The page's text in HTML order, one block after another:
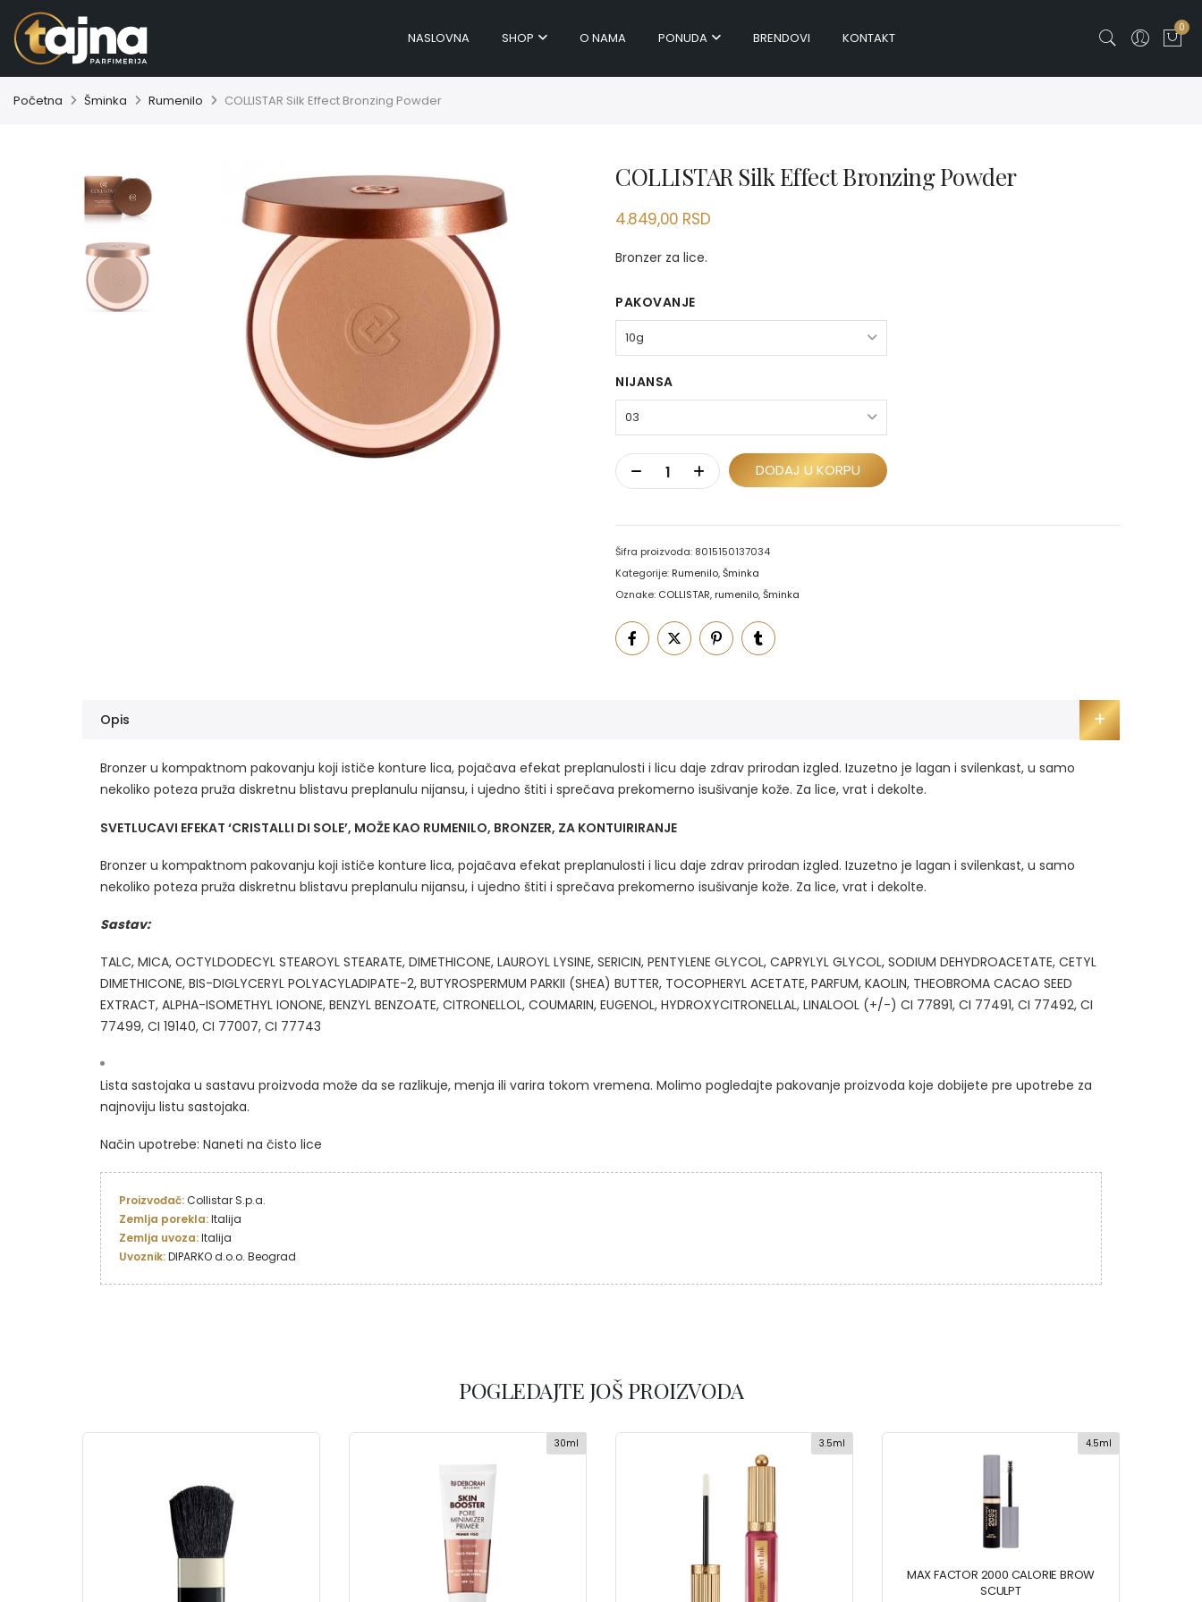
NASLOVNA SHOP O NAMA PONUDA BRENDOVI KONTAKT
0
Početna Šminka Rumenilo COLLISTAR Silk Effect Bronzing Powder
COLLISTAR Silk Effect Bronzing Powder
4.849,00 RSD
Bronzer za lice.
PAKOVANJE
NIJANSA
DODAJ U KORPU
Šifra proizvoda: 8015150137034
Kategorije: Rumenilo,Šminka
Oznake: COLLISTAR, rumenilo,Šminka
Opis
Bronzer u kompaktnom pakovanju koji ističe konture lica, pojačava efekat preplanulosti i licu daje zdrav prirodan izgled. Izuzetno je lagan i svilenkast, u samo
nekoliko poteza pruža diskretnu blistavu preplanulu nijansu, i ujedno štiti i sprečava prekomerno isušivanje kože. Za lice, vrat i dekolte.
SVETLUCAVI EFEKAT ‘CRISTALLI DI SOLE’, MOŽE KAO RUMENILO, BRONZER, ZA KONTUIRIRANJE
Bronzer u kompaktnom pakovanju koji ističe konture lica, pojačava efekat preplanulosti i licu daje zdrav prirodan izgled. Izuzetno je lagan i svilenkast, u samo
nekoliko poteza pruža diskretnu blistavu preplanulu nijansu, i ujedno štiti i sprečava prekomerno isušivanje kože. Za lice, vrat i dekolte.
Sastav:
TALC, MICA, OCTYLDODECYL STEAROYL STEARATE, DIMETHICONE, LAUROYL LYSINE, SERICIN, PENTYLENE GLYCOL, CAPRYLYL GLYCOL, SODIUM DEHYDROACETATE, CETYL
DIMETHICONE, BIS-DIGLYCERYL POLYACYLADIPATE-2, BUTYROSPERMUM PARKII (SHEA) BUTTER, TOCOPHERYL ACETATE, PARFUM, KAOLIN, THEOBROMA CACAO SEED
EXTRACT, ALPHA-ISOMETHYL IONONE, BENZYL BENZOATE, CITRONELLOL, COUMARIN, EUGENOL, HYDROXYCITRONELLAL, LINALOOL (+/-) CI 77891, CI 77491, CI 77492, CI
77499, CI 19140, CI 77007, CI 77743
Lista sastojaka u sastavu proizvoda može da se razlikuje, menja ili varira tokom vremena. Molimo pogledajte pakovanje proizvoda koje dobijete pre upotrebe za
najnoviju listu sastojaka.
Način upotrebe: Naneti na čisto lice
Proizvođač: Collistar S.p.a.
Zemlja porekla:
Zemlja uvoza:
Uvoznik: DIPARKO d.o.o. Beograd
POGLEDAJTE JOŠ PROIZVODA
30ml 3.5ml 4.5ml
MAX FACTOR 2000 CALORIE BROW
SCULPT